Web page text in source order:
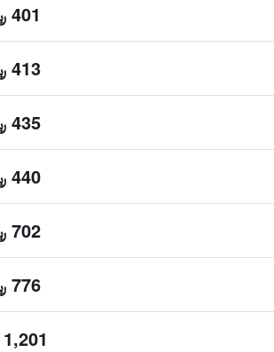
401 ﷼
413 ﷼
435 ﷼
440 ﷼
702 ﷼
776 ﷼
1,201 ﷼